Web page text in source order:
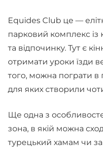
Equides Club це —
парковий комплекс
та відпочинку. Тут є
отримати уроки їзди
того, можна пограти в
для яких створили
Ще одна з
зона, в якій можна
турецький хамам чи